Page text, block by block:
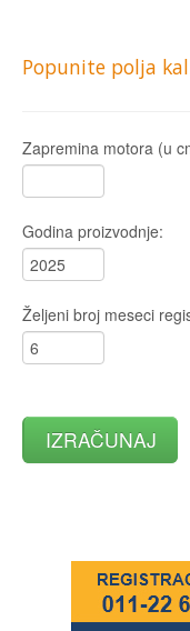
Popunite polja
Zapremina motora (u
Godina proizvodnje:
Željeni broj meseci
IZRAČUNAJ